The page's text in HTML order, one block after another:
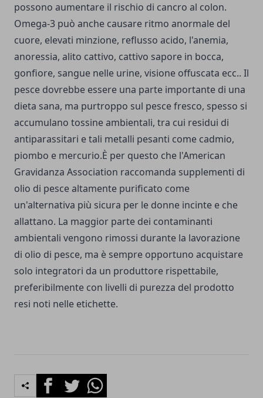
possono aumentare il rischio di cancro al colon.
Omega-3 può anche causare ritmo anormale del
cuore, elevati minzione, reflusso acido, l'anemia,
anoressia, alito cattivo, cattivo sapore in bocca,
gonfiore, sangue nelle urine, visione offuscata ecc.. Il
pesce dovrebbe essere una parte importante di una
dieta sana, ma purtroppo sul pesce fresco, spesso si
accumulano tossine ambientali, tra cui residui di
antiparassitari e tali metalli pesanti come cadmio,
piombo e mercurio.È per questo che l'American
Gravidanza Association raccomanda supplementi di
olio di pesce altamente purificato come
un'alternativa più sicura per le donne incinte e che
allattano. La maggior parte dei contaminanti
ambientali vengono rimossi durante la lavorazione
di olio di pesce, ma è sempre opportuno acquistare
solo integratori da un produttore rispettabile,
preferibilmente con livelli di purezza del prodotto
resi noti nelle etichette.
FacebookTwitterWhatsapp